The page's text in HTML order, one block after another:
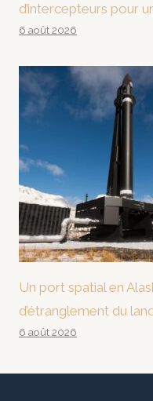
d’intercepteurs pour
6 août 2026
Un port spatial en
d’étranglement du
6 août 2026